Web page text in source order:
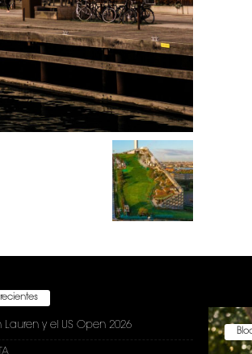
Lauren y el US Open 2026